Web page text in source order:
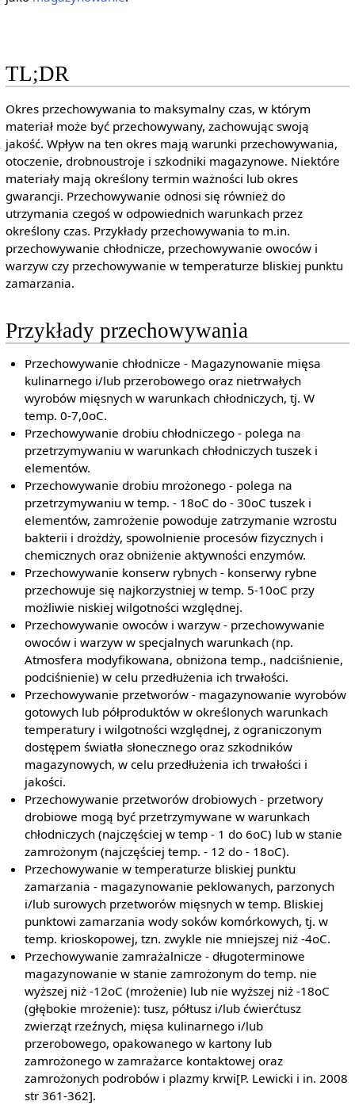
TL;DR
Okres przechowywania to maksymalny czas, w którym
materiał może być przechowywany, zachowując swoją
jakość. Wpływ na ten okres mają warunki przechowywania,
otoczenie, drobnoustroje i szkodniki magazynowe. Niektóre
materiały mają określony termin ważności lub okres
gwarancji. Przechowywanie odnosi się również do
utrzymania czegoś w odpowiednich warunkach przez
określony czas. Przykłady przechowywania to m.in.
przechowywanie chłodnicze, przechowywanie owoców i
warzyw czy przechowywanie w temperaturze bliskiej punktu
zamarzania.
Przykłady przechowywania
Przechowywanie chłodnicze - Magazynowanie mięsa
kulinarnego i/lub przerobowego oraz nietrwałych
wyrobów mięsnych w warunkach chłodniczych, tj. W
temp. 0-7,0oC.
Przechowywanie drobiu chłodniczego - polega na
przetrzymywaniu w warunkach chłodniczych tuszek i
elementów.
Przechowywanie drobiu mrożonego - polega na
przetrzymywaniu w temp. - 18oC do - 30oC tuszek i
elementów, zamrożenie powoduje zatrzymanie wzrostu
bakterii i drożdży, spowolnienie procesów fizycznych i
chemicznych oraz obniżenie aktywności enzymów.
Przechowywanie konserw rybnych - konserwy rybne
przechowuje się najkorzystniej w temp. 5-10oC przy
możliwie niskiej wilgotności względnej.
Przechowywanie owoców i warzyw - przechowywanie
owoców i warzyw w specjalnych warunkach (np.
Atmosfera modyfikowana, obniżona temp., nadciśnienie,
podciśnienie) w celu przedłużenia ich trwałości.
Przechowywanie przetworów - magazynowanie wyrobów
gotowych lub półproduktów w określonych warunkach
temperatury i wilgotności względnej, z ograniczonym
dostępem światła słonecznego oraz szkodników
magazynowych, w celu przedłużenia ich trwałości i
jakości.
Przechowywanie przetworów drobiowych - przetwory
drobiowe mogą być przetrzymywane w warunkach
chłodniczych (najczęściej w temp - 1 do 6oC) lub w stanie
zamrożonym (najczęściej temp. - 12 do - 18oC).
Przechowywanie w temperaturze bliskiej punktu
zamarzania - magazynowanie peklowanych, parzonych
i/lub surowych przetworów mięsnych w temp. Bliskiej
punktowi zamarzania wody soków komórkowych, tj. w
temp. krioskopowej, tzn. zwykle nie mniejszej niż -4oC.
Przechowywanie zamrażalnicze - długoterminowe
magazynowanie w stanie zamrożonym do temp. nie
wyższej niż -12oC (mrożenie) lub nie wyższej niż -18oC
(głębokie mrożenie): tusz, półtusz i/lub ćwierćtusz
zwierząt rzeźnych, mięsa kulinarnego i/lub
przerobowego, opakowanego w kartony lub
zamrożonego w zamrażarce kontaktowej oraz
zamrożonych podrobów i plazmy krwi[P. Lewicki i in. 2008
str 361-362].